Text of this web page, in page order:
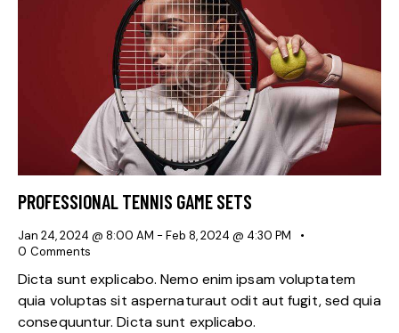
PROFESSIONAL TENNIS GAME SETS
Jan 24, 2024 @ 8:00 AM - Feb 8, 2024 @ 4:30 PM
0 Comments
Dicta sunt explicabo. Nemo enim ipsam voluptatem
quia voluptas sit aspernaturaut odit aut fugit, sed quia
consequuntur. Dicta sunt explicabo.